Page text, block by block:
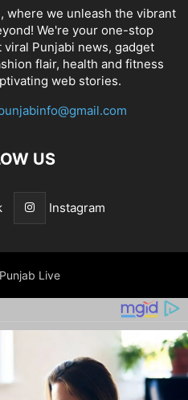
where we unleash the vibrant
We're your one-stop
Punjabi news, gadget
flair, health and fitness
web stories.
US
Instagram
Live